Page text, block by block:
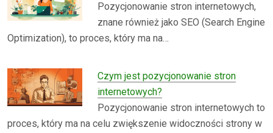
Pozycjonowanie stron internetowych,
znane również jako SEO (Search Engine
Optimization), to proces, który ma na…
Czym jest pozycjonowanie stron
internetowych?
Pozycjonowanie stron internetowych to
proces, który ma na celu zwiększenie widoczności strony w